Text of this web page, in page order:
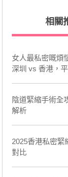
相關
女人最私密嘅煩
深圳 vs 香港，
陰道緊縮手術全
解析
2025香港私密緊
對比